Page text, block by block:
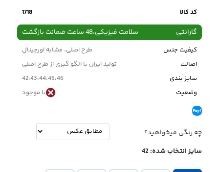
کد کالا 1718
گارانتی سلامت فیزیکی،48 ساعت ضمانت بازگشت
کیفیت جنس
طرح اصلی، مشابه اورجینال
اصالت
تولید ایران با الگو گیری از طرح اصلی
سایز بندی
42،43،44،45،46
وضعیت
نا موجود
چه رنگی میخواهید؟
سایز انتخاب شده:42